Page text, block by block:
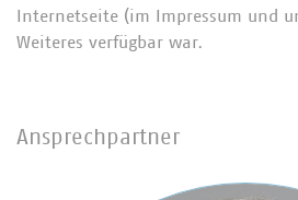
Internetseite (im Impressum und
Weiteres verfügbar war.
Ansprechpartner